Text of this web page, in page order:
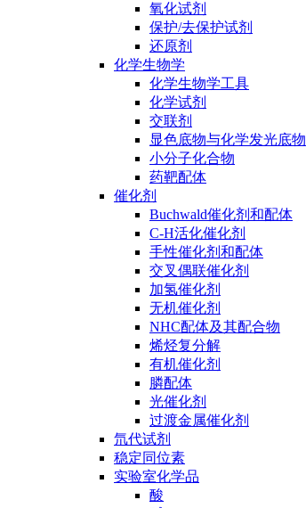
氧化试剂
保护/去保护试剂
还原剂
化学生物学
化学生物学工具
化学试剂
交联剂
显色底物与化学发光底物
小分子化合物
药靶配体
催化剂
Buchwald催化剂和配体
C-H活化催化剂
手性催化剂和配体
交叉偶联催化剂
加氢催化剂
无机催化剂
NHC配体及其配合物
烯烃复分解
有机催化剂
膦配体
光催化剂
过渡金属催化剂
氘代试剂
稳定同位素
实验室化学品
酸